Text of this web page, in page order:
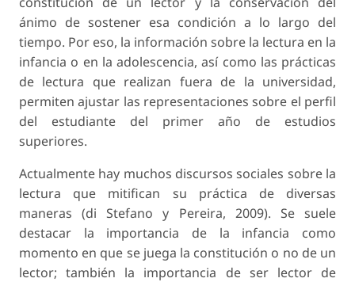
ánimo de sostener esa condición a lo largo del
tiempo. Por eso, la información sobre la lectura en la
infancia o en la adolescencia, así como las prácticas
de lectura que realizan fuera de la universidad,
permiten ajustar las representaciones sobre el perfil
del estudiante del primer año de estudios
superiores.
Actualmente hay muchos discursos sociales sobre la
lectura que mitifican su práctica de diversas
maneras (di Stefano y Pereira, 2009). Se suele
destacar la importancia de la infancia como
momento en que se juega la constitución o no de un
lector; también la importancia de ser lector de